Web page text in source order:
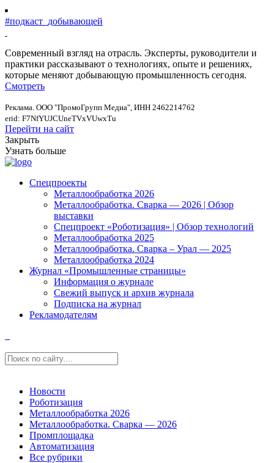
#подкаст_добывающей
Современный взгляд на отрасль. Эксперты, руководители и
практики рассказывают о технологиях, опыте и решениях,
которые меняют добывающую промышленность сегодня.
Смотреть
Реклама. ООО "ПромоГрупп Медиа", ИНН 2462214762
erid: F7NfYUJCUneTVxVUwxTu
Перейти на сайт
Закрыть
Узнать больше
Спецпроекты
Металлообработка 2026
Металлообработка. Сварка — 2026 | Обзор
выставки
Спецпроект «Роботизация» | Обзор технологий
Металлообработка 2025
Металлообработка. Сварка – Урал — 2025
Металлообработка 2024
Журнал «Промышленные страницы»
Информация о журнале
Свежий выпуск и архив журнала
Подписка на журнал
Рекламодателям
Новости
Роботизация
Металлообработка 2026
Металлообработка. Сварка — 2026
Промплощадка
Автоматизация
Все рубрики